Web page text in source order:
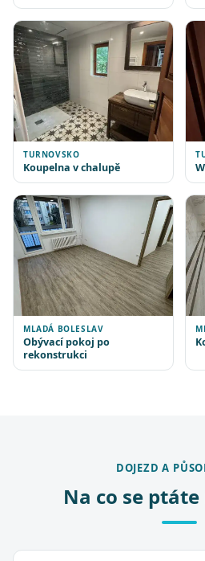
TURNOVSKO
Koupelna v chalupě
MLADÁ BOLESLAV
Obývací pokoj po
rekonstrukci
DOJEZD A
Na co se